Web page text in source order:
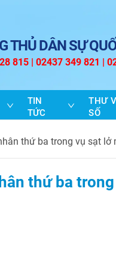
THỦ DÂN SỰ
815 | 02437 349 821 |
TIN
TỨC
THƯ
SỐ
thứ ba trong vụ sạt
thứ ba